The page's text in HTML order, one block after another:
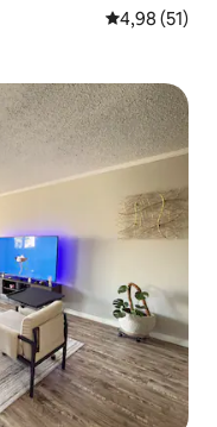
Gemiddelde
4,98 (51)